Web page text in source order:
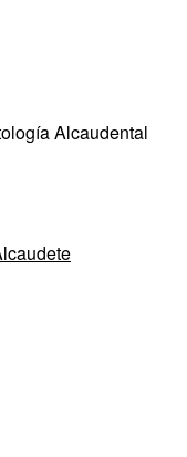
Alcaudental